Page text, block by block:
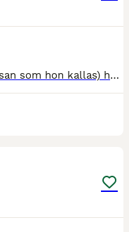
Fin sällskapsponny. Lucys Pet (Lussan som hon kallas) har mest gått som sällskap hos oss på senaste tiden då hon inte riktigt trivs i ridningen. Hon hålls igång genom longering och långa promenader v